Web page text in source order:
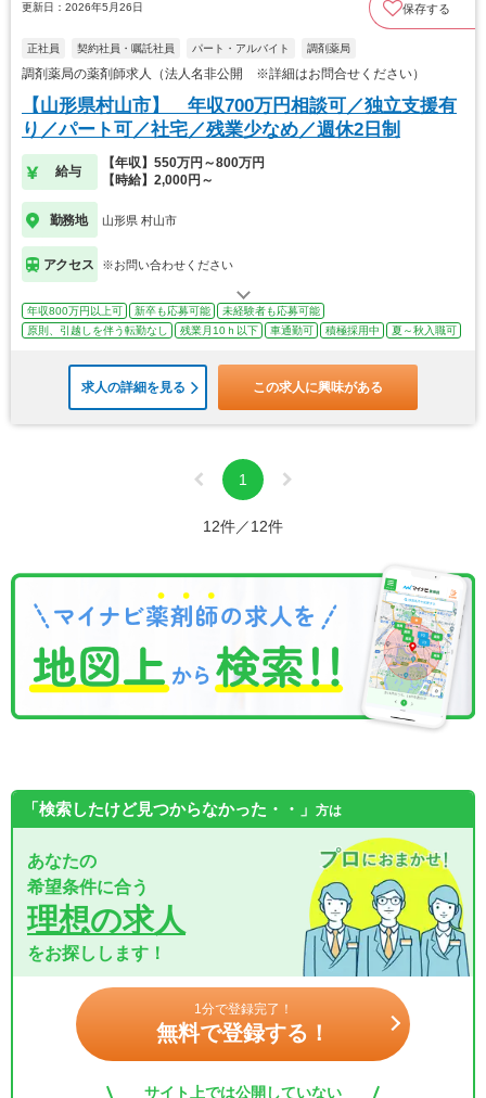
更新日：2026年5月26日 保存する
正社員 契約社員・嘱託社員 パート・アルバイト 調剤薬局
調剤薬局の薬剤師求人（法人名非公開 ※詳細はお問合せください）
【山形県村山市】 年収700万円相談可／独立支援有
り／パート可／社宅／残業少なめ／週休2日制
給与
【年収】550万円～800万円
【時給】2,000円～
勤務地 山形県 村山市
アクセス ※お問い合わせください
年収800万円以上可 新卒も応募可能
未経験者も応募可能
原則、引越しを伴う転勤なし
残業月10ｈ以下 車通勤可 積極採用中 夏～秋入職可
求人の詳細を見る この求人に興味がある
1
12件／12件
「検索したけど見つからなかった・・」 方は
あなたの
希望条件に合う
理想の求人
をお探しします！
1分で登録完了！
無料で登録する！
サイト上では公開していない